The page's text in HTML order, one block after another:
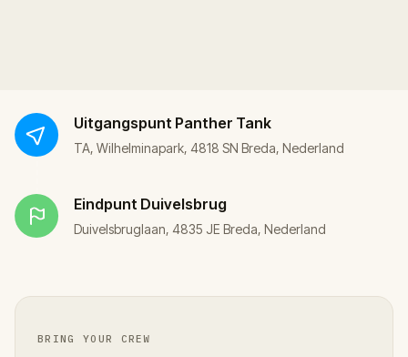
Uitgangspunt Panther Tank
TA, Wilhelminapark, 4818 SN Breda, Nederland
Eindpunt Duivelsbrug
Duivelsbruglaan, 4835 JE Breda, Nederland
BRING YOUR CREW